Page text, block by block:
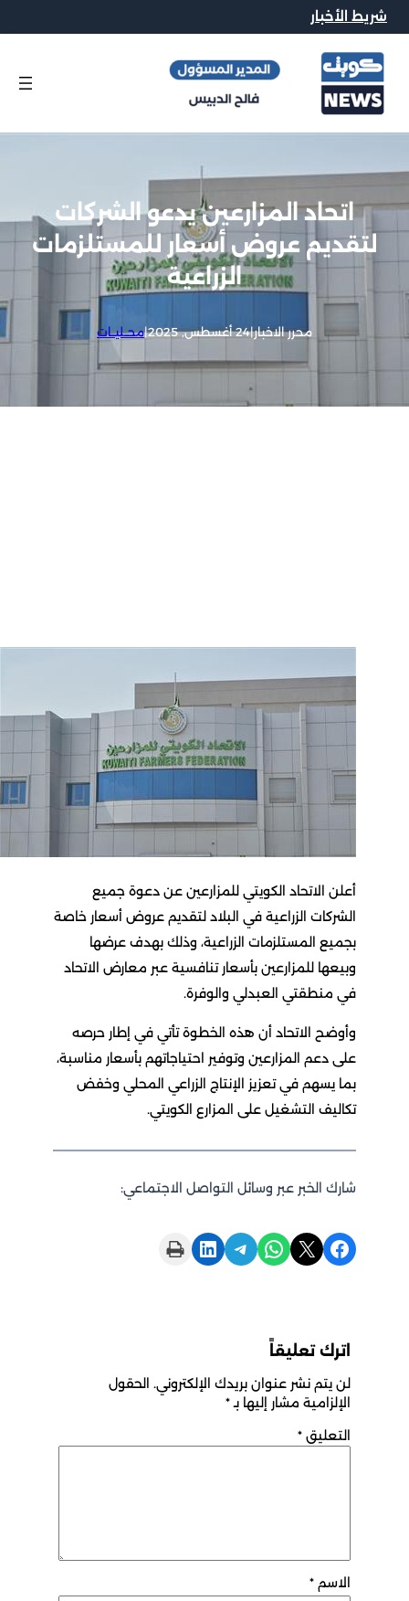
شريط الأخبار
اتحاد المزارعين يدعو الشركات
لتقديم عروض أسعار للمستلزمات
الزراعية
محرر الاخبار|24 أغسطس, 2025 |محــليــات
أعلن الاتحاد الكويتي للمزارعين عن دعوة جميع
الشركات الزراعية في البلاد لتقديم عروض أسعار خاصة
بجميع المستلزمات الزراعية، وذلك بهدف عرضها
وبيعها للمزارعين بأسعار تنافسية عبر معارض الاتحاد
في منطقتي العبدلي والوفرة.
وأوضح الاتحاد أن هذه الخطوة تأتي في إطار حرصه
على دعم المزارعين وتوفير احتياجاتهم بأسعار مناسبة،
بما يسهم في تعزيز الإنتاج الزراعي المحلي وخفض
تكاليف التشغيل على المزارع الكويتي.
شارك الخبر عبر وسائل التواصل الاجتماعي:
Share on Facebook
Share on X
Share on WhatsApp
Share on Telegram
Share on LinkedIn
Print this Page
اترك تعليقاً
لن يتم نشر عنوان بريدك الإلكتروني. الحقول
الإلزامية مشار إليها بـ*
التعليق *
الاسم *